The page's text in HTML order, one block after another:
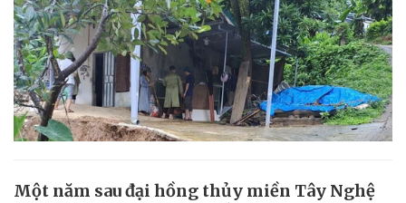
Một năm sau đại hồng thủy miền Tây Nghệ